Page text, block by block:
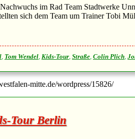
im Rad Team Stadtwerke
sich dem Team um Trainer Tobi
, Tom Wendel, Kids-Tour, Straße, Colin Plich,
mitte.de/wordpress/15826/
Tour Berlin